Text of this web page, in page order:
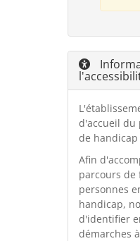
d'accueil du
de handicap
Afin
parcours de
personnes
handicap,
d'identifier
démarches